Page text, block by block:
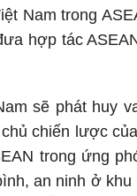
Nam trong
hợp tác
sẽ phát huy
chiến lược
trong ứng
an ninh ở